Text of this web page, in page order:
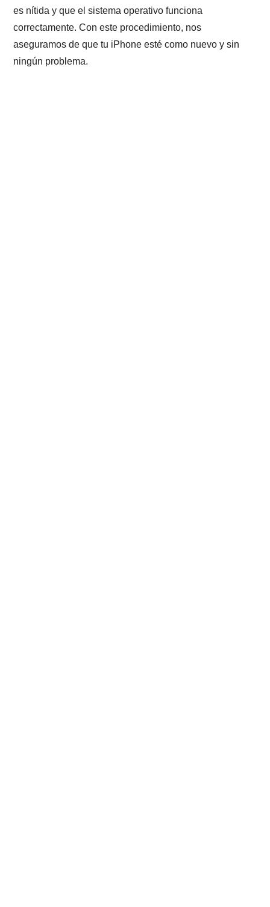
es nítida y que el sistema operativo funciona
correctamente. Con este procedimiento, nos
aseguramos de que tu iPhone esté como nuevo y sin
ningún problema.